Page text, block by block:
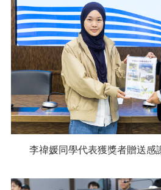
李禕媛同學代表獲獎者贈送感